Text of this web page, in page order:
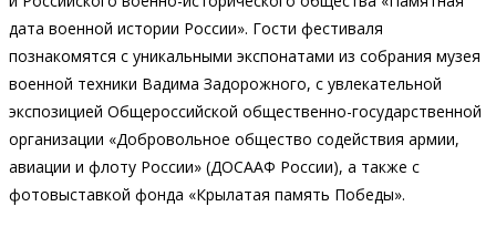
дата военной истории России». Гости фестиваля
познакомятся с уникальными экспонатами из собрания музея
военной техники Вадима Задорожного, с увлекательной
экспозицией Общероссийской общественно-государственной
организации «Добровольное общество содействия армии,
авиации и флоту России» (ДОСААФ России), а также с
фотовыставкой фонда «Крылатая память Победы».